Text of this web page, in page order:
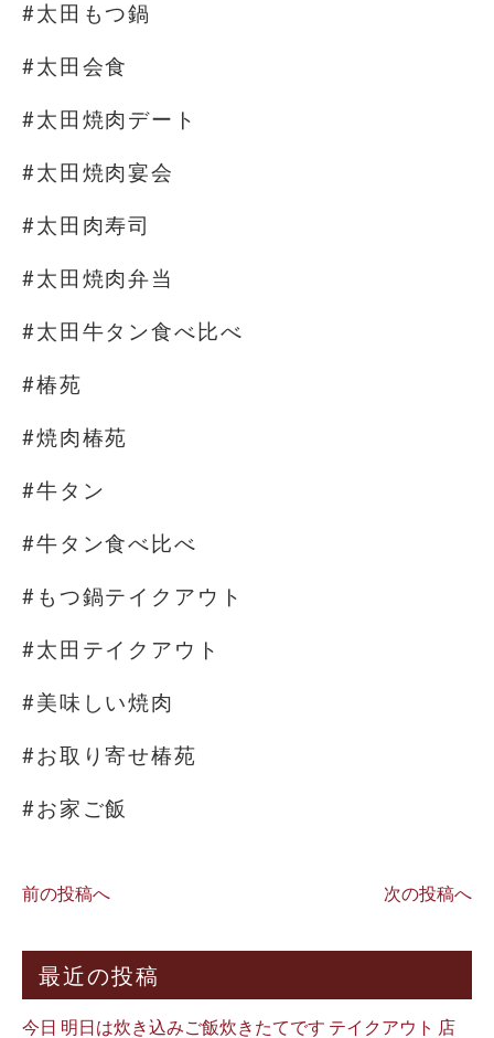
#太田もつ鍋
#太田会食
#太田焼肉デート
#太田焼肉宴会
#太田肉寿司
#太田焼肉弁当
#太田牛タン食べ比べ
#椿苑
#焼肉椿苑
#牛タン
#牛タン食べ比べ
#もつ鍋テイクアウト
#太田テイクアウト
#美味しい焼肉
#お取り寄せ椿苑
#お家ご飯
前の投稿へ 次の投稿へ
最近の投稿
今日 明日は炊き込みご飯炊きたてです テイクアウト 店